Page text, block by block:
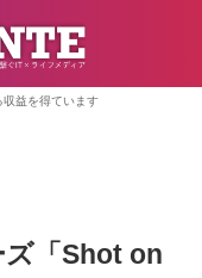
益を得ています
「Shot on